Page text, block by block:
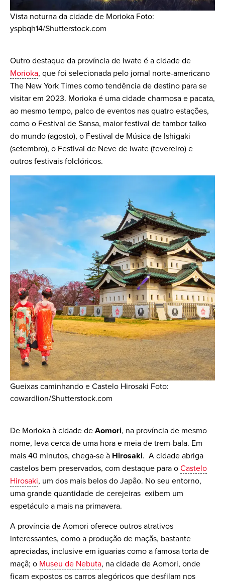
Vista noturna da cidade de Morioka Foto:
yspbqh14/Shutterstock.com
Outro destaque da província de Iwate é a cidade de
Morioka, que foi selecionada pelo jornal norte-americano
The New York Times como tendência de destino para se
visitar em 2023. Morioka é uma cidade charmosa e pacata,
ao mesmo tempo, palco de eventos nas quatro estações,
como o Festival de Sansa, maior festival de tambor taiko
do mundo (agosto), o Festival de Música de Ishigaki
(setembro), o Festival de Neve de Iwate (fevereiro) e
outros festivais folclóricos.
Gueixas caminhando e Castelo Hirosaki Foto:
cowardlion/Shutterstock.com
De Morioka à cidade de Aomori, na província de mesmo
nome, leva cerca de uma hora e meia de trem-bala. Em
mais 40 minutos, chega-se à Hirosaki. A cidade abriga
castelos bem preservados, com destaque para o Castelo
Hirosaki, um dos mais belos do Japão. No seu entorno,
uma grande quantidade de cerejeiras exibem um
espetáculo a mais na primavera.
A província de Aomori oferece outros atrativos
interessantes, como a produção de maçãs, bastante
apreciadas, inclusive em iguarias como a famosa torta de
maçã; o Museu de Nebuta, na cidade de Aomori, onde
ficam expostos os carros alegóricos que desfilam nos